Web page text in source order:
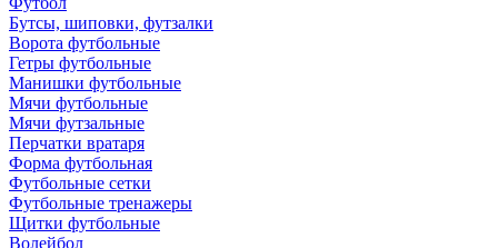
Бутсы, шиповки, футзалки
Ворота футбольные
Гетры футбольные
Манишки футбольные
Мячи футбольные
Мячи футзальные
Перчатки вратаря
Форма футбольная
Футбольные сетки
Футбольные тренажеры
Щитки футбольные
Волейбол